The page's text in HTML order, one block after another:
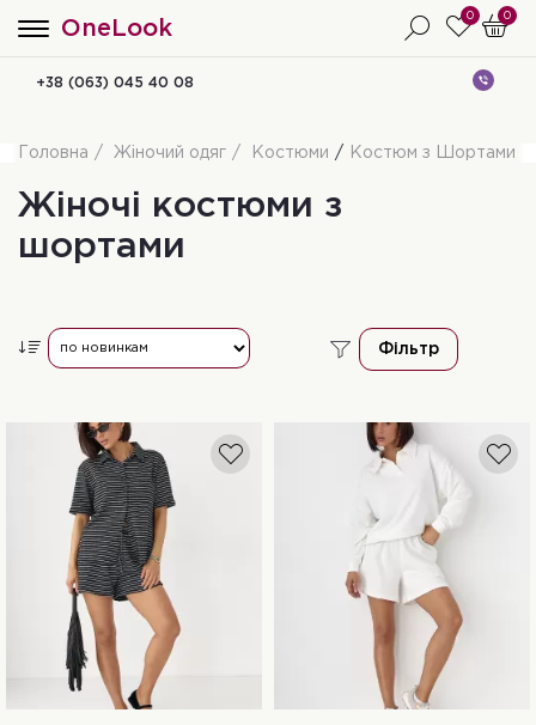
OneLook
0 0
+38 (063) 045 40 08
Головна Жіночий одяг Костюми Костюм з Шортами
Жіночі костюми з
шортами
Фільтр